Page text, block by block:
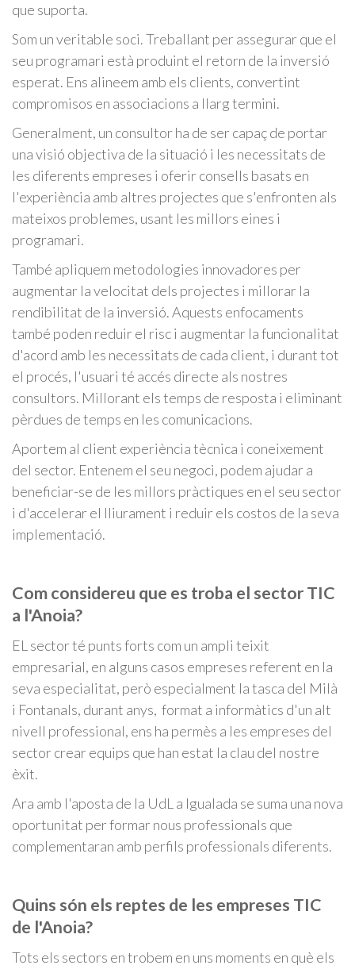
que suporta.
Som un veritable soci. Treballant per assegurar que el
seu programari està produint el retorn de la inversió
esperat. Ens alineem amb els clients, convertint
compromisos en associacions a llarg termini.
Generalment, un consultor ha de ser capaç de portar
una visió objectiva de la situació i les necessitats de
les diferents empreses i oferir consells basats en
l'experiència amb altres projectes que s'enfronten als
mateixos problemes, usant les millors eines i
programari.
També apliquem metodologies innovadores per
augmentar la velocitat dels projectes i millorar la
rendibilitat de la inversió. Aquests enfocaments
també poden reduir el risc i augmentar la funcionalitat
d'acord amb les necessitats de cada client, i durant tot
el procés, l'usuari té accés directe als nostres
consultors. Millorant els temps de resposta i eliminant
pèrdues de temps en les comunicacions.
Aportem al client experiència tècnica i coneixement
del sector. Entenem el seu negoci, podem ajudar a
beneficiar-se de les millors pràctiques en el seu sector
i d'accelerar el lliurament i reduir els costos de la seva
implementació.
Com considereu que es troba el sector TIC
a l'Anoia?
EL sector té punts forts com un ampli teixit
empresarial, en alguns casos empreses referent en la
seva especialitat, però especialment la tasca del Milà
i Fontanals, durant anys, format a informàtics d'un alt
nivell professional, ens ha permès a les empreses del
sector crear equips que han estat la clau del nostre
èxit.
Ara amb l'aposta de la UdL a Igualada se suma una nova
oportunitat per formar nous professionals que
complementaran amb perfils professionals diferents.
Quins són els reptes de les empreses TIC
de l'Anoia?
Tots els sectors en trobem en uns moments en què els